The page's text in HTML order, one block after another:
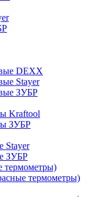
DEXX
Stayer
ЗУБР
Kraftool
ЗУБР
Stayer
ЗУБР
термометры)
термометры)